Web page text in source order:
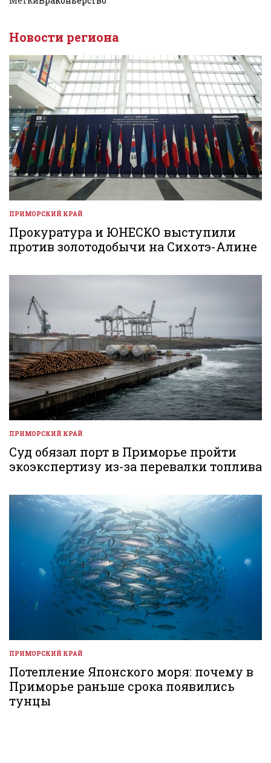
Новости региона
ОПУБЛИКОВАНО
В
ПРИМОРСКИЙ КРАЙ
Прокуратура и ЮНЕСКО выступили
против золотодобычи на Сихотэ-Алине
ОПУБЛИКОВАНО
В
ПРИМОРСКИЙ КРАЙ
Суд обязал порт в Приморье пройти
экоэкспертизу из-за перевалки топлива
ОПУБЛИКОВАНО
В
ПРИМОРСКИЙ КРАЙ
Потепление Японского моря: почему в
Приморье раньше срока появились
тунцы